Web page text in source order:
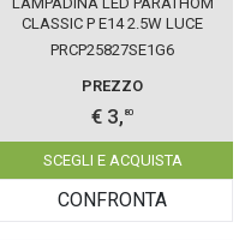
CLASSIC P E14 2.5W LUCE
CALDA 827 LEDVANCE OSRAM
PRCP25827SE1G6
PREZZO
€ 3, 80
SCEGLI E ACQUISTA
CONFRONTA